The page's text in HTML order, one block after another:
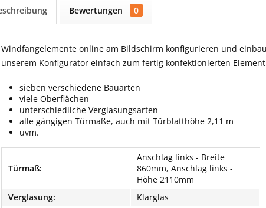
Bewertungen 0
Windfangelemente online am Bildschirm konfigurieren und
unserem Konfigurator einfach zum fertig konfektionierten
sieben verschiedene Bauarten
viele Oberflächen
unterschiedliche Verglasungsarten
alle gängigen Türmaße, auch mit Türblatthöhe 2,11 m
uvm.
Türmaß:
Anschlag links - Breite
860mm, Anschlag links -
Höhe 2110mm
Verglasung:
Klarglas